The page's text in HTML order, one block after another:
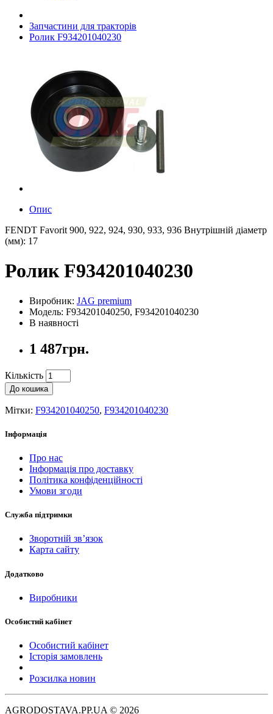
Запчастини для тракторів
Ролик F934201040230
Опис
FENDT Favorit 900, 922, 924, 930, 933, 936 Внутрішній діаметр
(мм): 17
Ролик F934201040230
Виробник: JAG premium
Модель: F934201040250, F934201040230
В наявності
1 487грн.
Кількість
До кошика
Мітки: F934201040250, F934201040230
Інформація
Про нас
Інформація про доставку
Політика конфіденційності
Умови згоди
Служба підтримки
Зворотній зв’язок
Карта сайту
Додатково
Виробники
Особистий кабінет
Особистий кабінет
Історія замовлень
Розсилка новин
AGRODOSTAVA.PP.UA © 2026